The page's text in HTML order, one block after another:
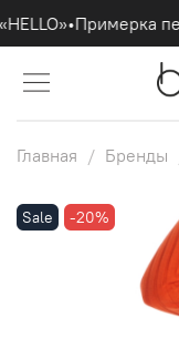
•Примерка
Главная Бренды
Sale -20%